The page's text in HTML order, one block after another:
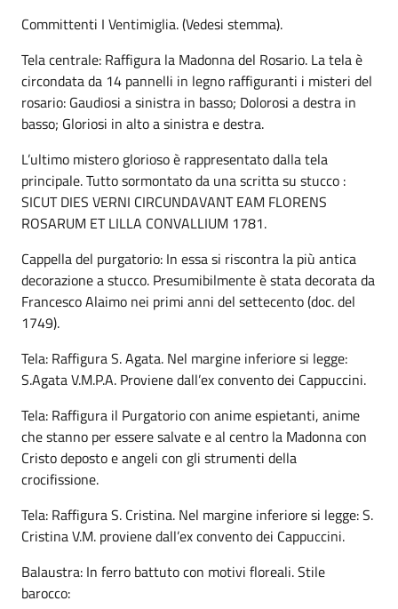
Committenti I Ventimiglia. (Vedesi stemma).
Tela centrale: Raffigura la Madonna del Rosario. La tela è
circondata da 14 pannelli in legno raffiguranti i misteri del
rosario: Gaudiosi a sinistra in basso; Dolorosi a destra in
basso; Gloriosi in alto a sinistra e destra.
L’ultimo mistero glorioso è rappresentato dalla tela
principale. Tutto sormontato da una scritta su stucco :
SICUT DIES VERNI CIRCUNDAVANT EAM FLORENS
ROSARUM ET LILLA CONVALLIUM 1781.
Cappella del purgatorio: In essa si riscontra la più antica
decorazione a stucco. Presumibilmente è stata decorata da
Francesco Alaimo nei primi anni del settecento (doc. del
1749).
Tela: Raffigura S. Agata. Nel margine inferiore si legge:
S.Agata V.M.P.A. Proviene dall’ex convento dei Cappuccini.
Tela: Raffigura il Purgatorio con anime espietanti, anime
che stanno per essere salvate e al centro la Madonna con
Cristo deposto e angeli con gli strumenti della
crocifissione.
Tela: Raffigura S. Cristina. Nel margine inferiore si legge: S.
Cristina V.M. proviene dall’ex convento dei Cappuccini.
Balaustra: In ferro battuto con motivi floreali. Stile
barocco: